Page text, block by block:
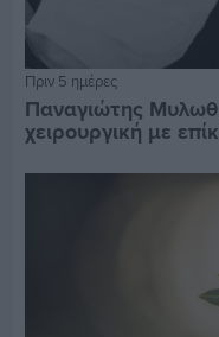
Πριν 5 ημέρες
Παναγιώτης
χειρουργική με